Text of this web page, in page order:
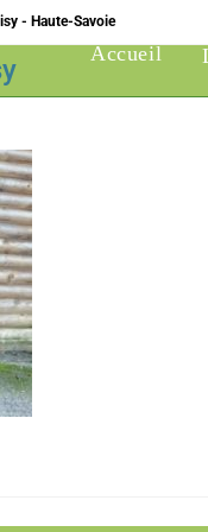
- Haute-Savoie
Accueil